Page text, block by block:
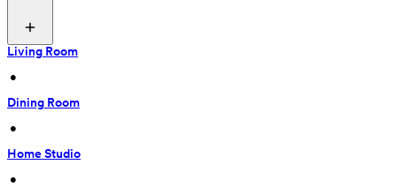
Living Room
•
Dining Room
•
Home Studio
•